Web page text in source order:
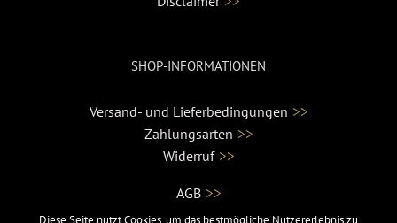
SHOP-INFORMATIONEN
Versand- und Lieferbedingungen >>
Zahlungsarten >>
Widerruf >>
AGB >>
Diese Seite nutzt Cookies, um das bestmögliche Nutzererlebnis zu